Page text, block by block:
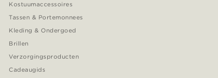
Kostuumaccessoires
Tassen & Portemonnees
Kleding & Ondergoed
Brillen
Verzorgingsproducten
Cadeaugids